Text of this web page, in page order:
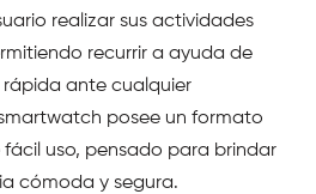
realizar sus actividades
recurrir a ayuda de
rápida ante cualquier
posee un formato
uso, pensado para brindar
cómoda y segura.